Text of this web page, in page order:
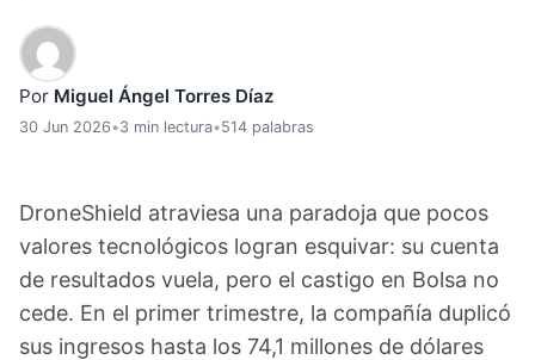
Por Miguel Ángel Torres Díaz
30 Jun 2026•3 min lectura•514 palabras
DroneShield atraviesa una paradoja que pocos
valores tecnológicos logran esquivar: su cuenta
de resultados vuela, pero el castigo en Bolsa no
cede. En el primer trimestre, la compañía duplicó
sus ingresos hasta los 74,1 millones de dólares